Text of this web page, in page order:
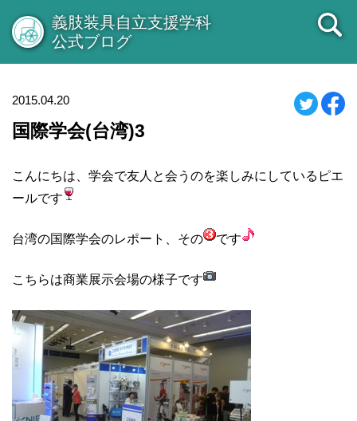
義肢装具自立支援学科
公式ブログ
2015.04.20
国際学会(台湾)3
こんにちは、学会で友人と会うのを楽しみにしているピエ
ールです
台湾の国際学会のレポート、その です
こちらは商業展示会場の様子です